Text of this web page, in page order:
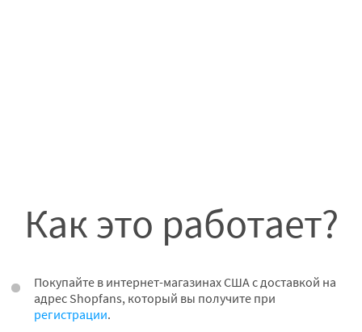
Как это работает?
Покупайте в интернет-магазинах США с доставкой на
адрес Shopfans, который вы получите при
регистрации.